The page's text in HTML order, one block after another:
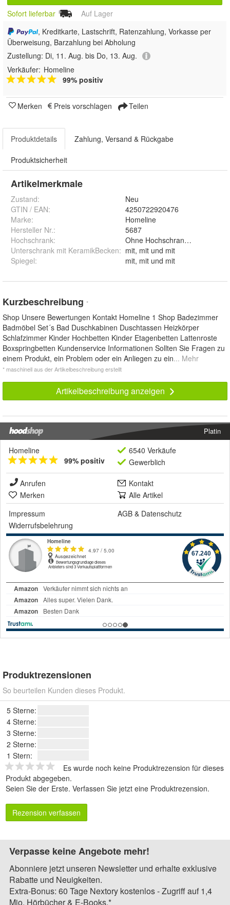
Sofort lieferbar
Auf Lager
, Kreditkarte, Lastschrift, Ratenzahlung, Vorkasse per
Überweisung, Barzahlung bei Abholung
Zustellung: Di, 11. Aug. bis Do, 13. Aug.
Verkäufer: Homeline
99% positiv
Merken Preis vorschlagen Teilen
Produktdetails Zahlung, Versand & Rückgabe
Produktsicherheit
Artikelmerkmale
Zustand:
Neu
GTIN / EAN:
4250722920476
Marke:
Homeline
Hersteller Nr.:
5687
Hochschrank:
Unterschrank mit KeramikBecken:
mit, mit und mit
Spiegel: mit, mit und mit
Kurzbeschreibung *
Shop Unsere Bewertungen Kontakt Homeline 1 Shop Badezimmer
Badmöbel Set´s Bad Duschkabinen Duschtassen Heizkörper
Schlafzimmer Kinder Hochbetten Kinder Etagenbetten Lattenroste
Boxspringbetten Kundenservice Informationen Sollten Sie Fragen zu
einem Produkt, ein Problem oder ein Anliegen zu ein... Mehr
* maschinell aus der Artikelbeschreibung erstellt
Artikelbeschreibung anzeigen
Platin
Homeline
99% positiv
6540 Verkäufe
Gewerblich
Anrufen
Kontakt
Merken
Alle Artikel
Impressum
AGB & Datenschutz
Widerrufsbelehrung
Produktrezensionen
So beurteilen Kunden dieses Produkt.
5 Sterne:
4 Sterne:
3 Sterne:
2 Sterne:
1 Stern:
Es wurde noch keine Produktrezension für dieses
Produkt abgegeben.
Seien Sie der Erste. Verfassen Sie jetzt eine Produktrezension.
Rezension verfassen
Verpasse keine Angebote mehr!
Abonniere jetzt unseren Newsletter und erhalte exklusive
Rabatte und Neuigkeiten.
Extra-Bonus: 60 Tage Nextory kostenlos - Zugriff auf 1,4
Mio. Hörbücher & E-Books.*